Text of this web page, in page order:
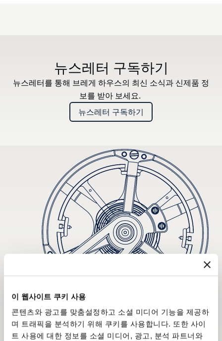
이 웹사이트 쿠키 사용
콘텐츠와 광고를 맞춤설정하고 소셜 미디어 기능을 제공하
며 트래픽을 분석하기 위해 쿠키를 사용합니다. 또한 사이
트 사용에 대한 정보를 소셜 미디어, 광고, 분석 파트너와
뉴스레터 구독하기
뉴스레터를 통해 브레게 하우스의 최신 소식과 신제품 정
보를 받아 보세요.
뉴스레터 구독하기